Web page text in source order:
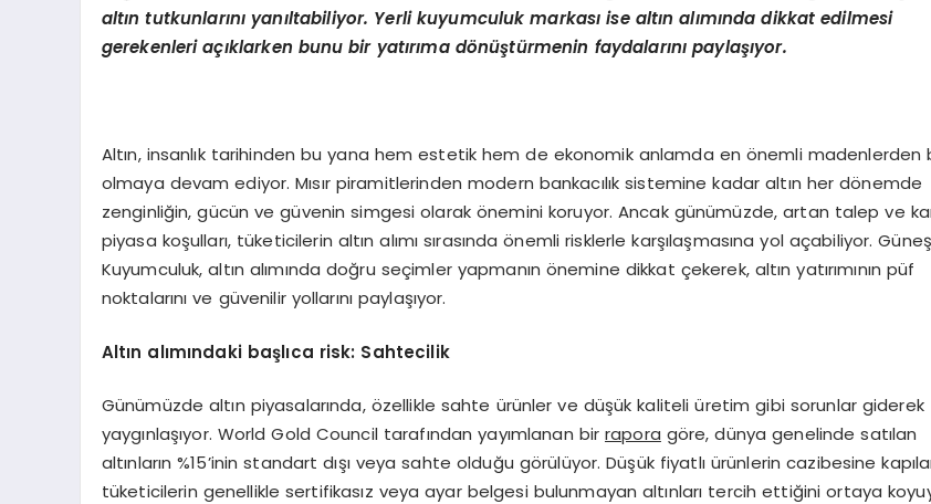
altın tutkunlarını yanıltabiliyor. Yerli kuyumculuk markasıise altın alımında dikkat edilmesi
gerekenleri açıklarken bunu bir yatırıma dönüştürmenin faydalarını paylaşıyor.
Altın, insanlık tarihinden bu yana hem estetik hem de ekonomik anlamda en önemli madenlerden
olmaya devam ediyor. Mısır piramitlerinden modern bankacılık sistemine kadar altın her dönemde
zenginliğin, gücün ve güvenin simgesi olarak önemini koruyor. Ancak günümüzde, artan talep ve
piyasa koşulları, tüketicilerin altın alımı sırasında önemli risklerle karşılaşmasına yol açabiliyor. Güneş
Kuyumculuk, altın alımında doğru seçimler yapmanın önemine dikkat çekerek, altın yatırımının püf
noktalarını ve güvenilir yollarını paylaşıyor.
Altın alımındaki başlıca risk: Sahtecilik
Günümüzde altın piyasalarında, özellikle sahte ürünler ve düşük kaliteli üretim gibi sorunlar giderek
yaygınlaşıyor. World Gold Council tarafından yayımlanan bir rapora göre, dünya genelinde satılan
altınların %15’inin standart dışı veya sahte olduğu görülüyor. Düşük fiyatlı ürünlerin cazibesine
tüketicilerin genellikle sertifikasız veya ayar belgesi bulunmayan altınları tercih ettiğini ortaya